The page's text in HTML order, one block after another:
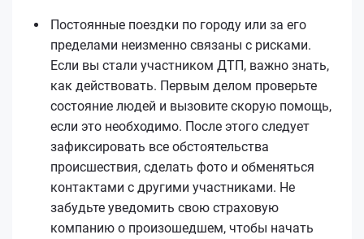
Постоянные поездки по городу или за его
пределами неизменно связаны с рисками.
Если вы стали участником ДТП, важно знать,
как действовать. Первым делом проверьте
состояние людей и вызовите скорую помощь,
если это необходимо. После этого следует
зафиксировать все обстоятельства
происшествия, сделать фото и обменяться
контактами с другими участниками. Не
забудьте уведомить свою страховую
компанию о произошедшем, чтобы начать